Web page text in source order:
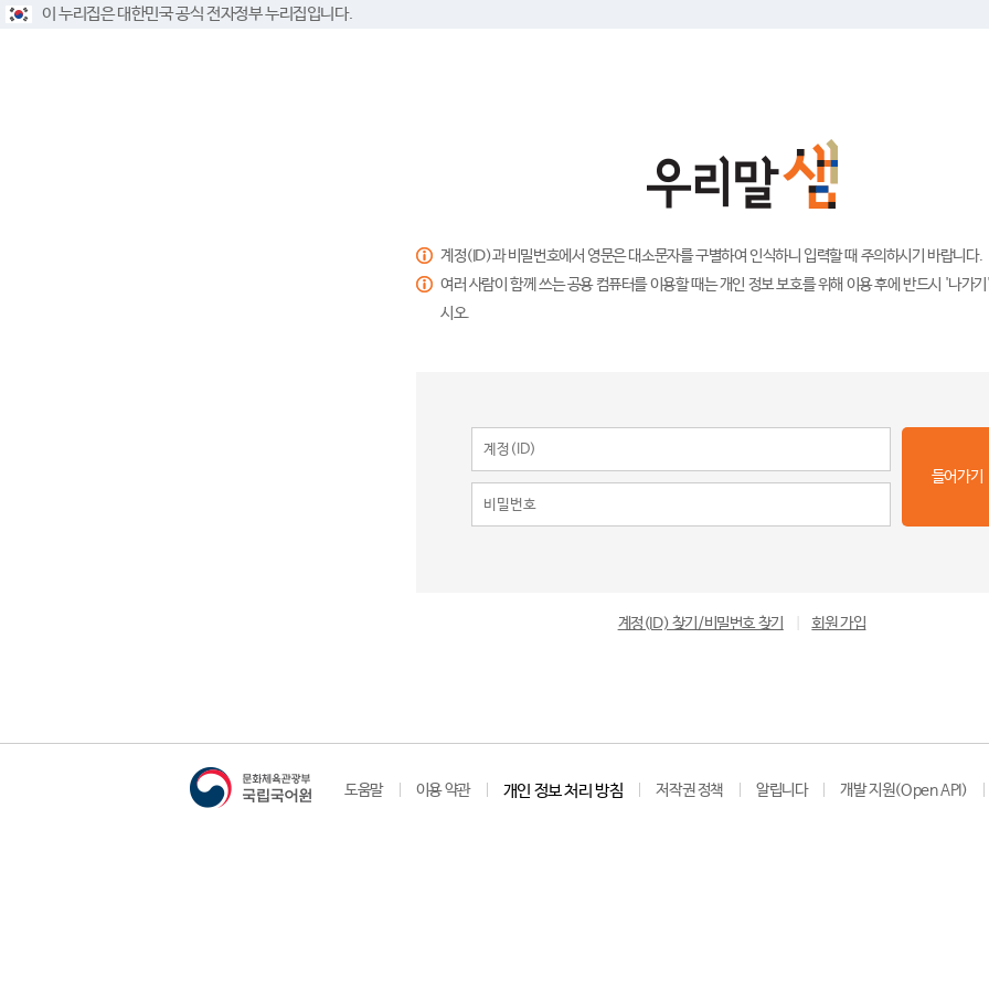
이 누리집은 대한민국 공식 전자정부 누리집입니다.
계정(ID)과 비밀번호에서 영문은 대소문자를 구별하여 인식하니 입력할 때 주의하시기 바랍니다.
여러 사람이 함께 쓰는 공용 컴퓨터를 이용할 때는 개인 정보 보호를 위해 이용 후에 반드시 '나가
시오.
들어가기
계정(ID) 찾기/비밀번호 찾기 회원 가입
도움말 이용 약관 개인 정보 처리 방침 저작권 정책 알립니다 개발 지원(Open API)